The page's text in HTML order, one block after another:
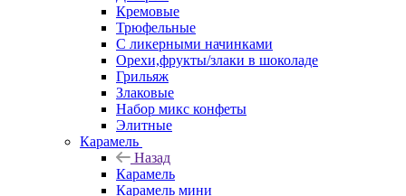
Кремовые
Трюфельные
С ликерными начинками
Орехи,фрукты/злаки в шоколаде
Грильяж
Злаковые
Набор микс конфеты
Элитные
Карамель
Назад
Карамель
Карамель мини